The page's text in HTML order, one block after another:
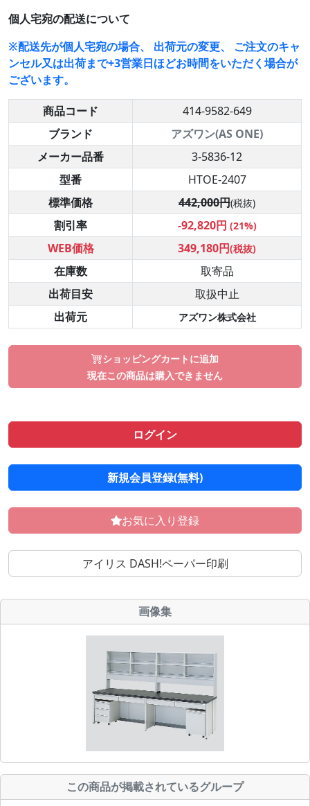
個人宅宛の配送について
※配送先が個人宅宛の場合、 出荷元の変更、 ご注文のキャ
ンセル又は出荷まで+3営業日ほどお時間をいただく場合が
ございます。
商品コード
414-9582-649
ブランド
アズワン(AS ONE)
メーカー品番
3-5836-12
型番
HTOE-2407
標準価格
442,000円(税抜)
割引率 -92,820円 (21%)
WEB価格 349,180円(税抜)
在庫数
取寄品
出荷目安
取扱中止
出荷元
アズワン株式会社
ショッピングカートに追加
現在この商品は購入できません
ログイン
新規会員登録(無料)
お気に入り登録
アイリス DASH!ペーパー印刷
画像集
この商品が掲載されているグループ